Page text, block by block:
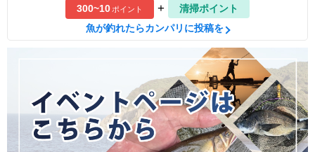
300~10ポイント +
清掃ポイント
魚が釣れたらカンパリに投稿を